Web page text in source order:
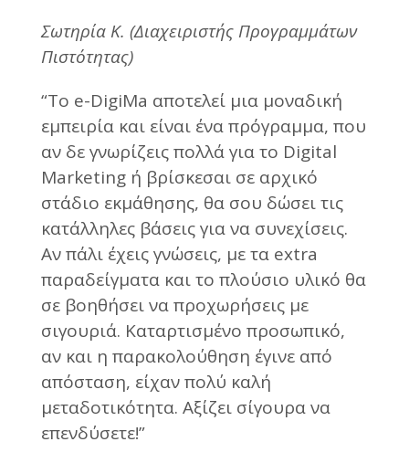
Σωτηρία Κ. (Διαχειριστής Προγραμμάτων
Πιστότητας)
“Το e-DigiMa αποτελεί μια μοναδική
εμπειρία και είναι ένα πρόγραμμα, που
αν δε γνωρίζεις πολλά για το Digital
Marketing ή βρίσκεσαι σε αρχικό
στάδιο εκμάθησης, θα σου δώσει τις
κατάλληλες βάσεις για να συνεχίσεις.
Αν πάλι έχεις γνώσεις, με τα extra
παραδείγματα και το πλούσιο υλικό θα
σε βοηθήσει να προχωρήσεις με
σιγουριά. Καταρτισμένο προσωπικό,
αν και η παρακολούθηση έγινε από
απόσταση, είχαν πολύ καλή
μεταδοτικότητα. Αξίζει σίγουρα να
επενδύσετε!”